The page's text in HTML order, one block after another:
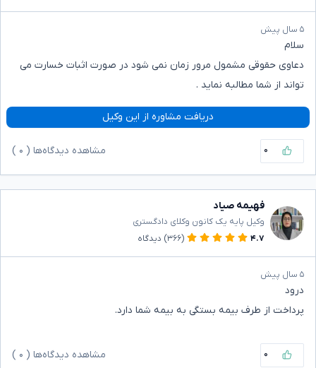
۵ سال پیش
سلام
دعاوی حقوقی مشمول مرور زمان نمی شود در صورت اثبات خسارت می
تواند از شما مطالبه نماید .
دریافت مشاوره از این وکیل
۰ مشاهده دیدگاه‌ها ( ۰
فهیمه صیاد
وکیل پایه یک کانون وکلای دادگستری
۴.۷
(۳۶۶) دیدگاه
۵ سال پیش
درود
پرداخت از طرف بیمه بستگی به بیمه شما دارد.
۰ مشاهده دیدگاه‌ها ( ۰